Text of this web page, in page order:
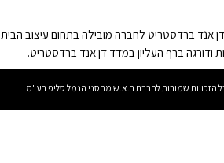
אנד ברדסטריט לחברה מובילה בתחום עיצוב הבית
ברף העליון במדד דן אנד ברדסטריט.
הזכויות שמורות לחברת ר.א.ש מחסני הנמל סליפ בע"מ